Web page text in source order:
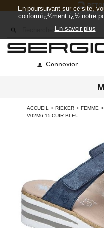

 Connexion
ACCUEIL RIEKER FEMME
V02M6.15 CUIR BLEU
En poursuivant sur ce site,
conformï¿½ment ï¿½ notre
En savoir plus